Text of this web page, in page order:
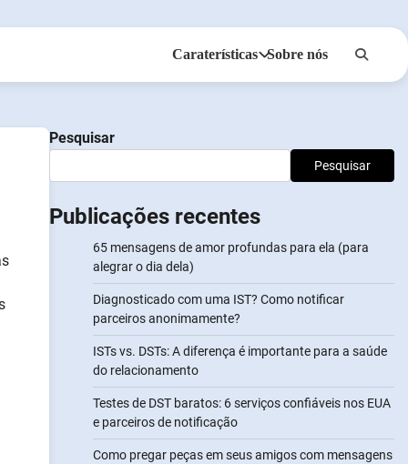
Caraterísticas Sobre nós
Pesquisar
Pesquisar
Publicações recentes
65 mensagens de amor profundas para ela (para
alegrar o dia dela)
Diagnosticado com uma IST? Como notificar
parceiros anonimamente?
ISTs vs. DSTs: A diferença é importante para a saúde
do relacionamento
Testes de DST baratos: 6 serviços confiáveis nos EUA
e parceiros de notificação
Como pregar peças em seus amigos com mensagens